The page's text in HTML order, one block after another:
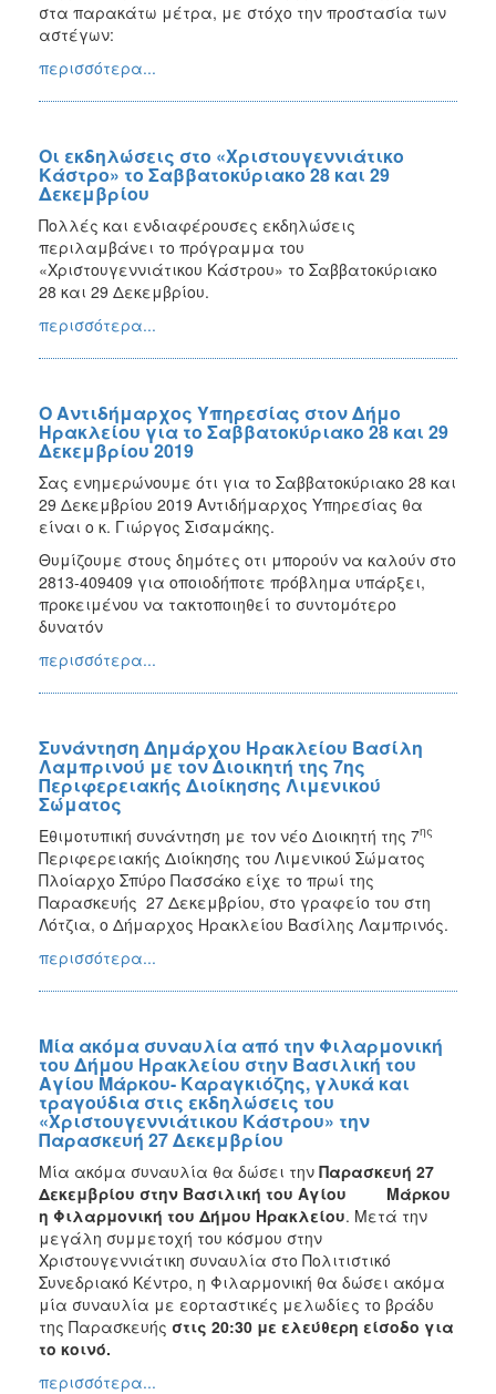
στα παρακάτω μέτρα, με στόχο την προστασία των
αστέγων:
περισσότερα...
Οι εκδηλώσεις στο «Χριστουγεννιάτικο
Κάστρο» το Σαββατοκύριακο 28 και 29
Δεκεμβρίου
Πολλές και ενδιαφέρουσες εκδηλώσεις
περιλαμβάνει το πρόγραμμα του
«Χριστουγεννιάτικου Κάστρου» το Σαββατοκύριακο
28 και 29 Δεκεμβρίου.
περισσότερα...
Ο Αντιδήμαρχος Υπηρεσίας στον Δήμο
Ηρακλείου για το Σαββατοκύριακο 28 και 29
Δεκεμβρίου 2019
Σας ενημερώνουμε ότι για το Σαββατοκύριακο 28 και
29 Δεκεμβρίου 2019 Αντιδήμαρχος Υπηρεσίας θα
είναι ο κ. Γιώργος Σισαμάκης.
Θυμίζουμε στους δημότες οτι μπορούν να καλούν στο
2813-409409 για οποιοδήποτε πρόβλημα υπάρξει,
προκειμένου να τακτοποιηθεί το συντομότερο
δυνατόν
περισσότερα...
Συνάντηση Δημάρχου Ηρακλείου Βασίλη
Λαμπρινού με τον Διοικητή της 7ης
Περιφερειακής Διοίκησης Λιμενικού
Σώματος
Εθιμοτυπική συνάντηση με τον νέο Διοικητή της 7ης
Περιφερειακής Διοίκησης του Λιμενικού Σώματος
Πλοίαρχο Σπύρο Πασσάκο είχε το πρωί της
Παρασκευής 27 Δεκεμβρίου, στο γραφείο του στη
Λότζια, ο Δήμαρχος Ηρακλείου Βασίλης Λαμπρινός.
περισσότερα...
Μία ακόμα συναυλία από την Φιλαρμονική
του Δήμου Ηρακλείου στην Βασιλική του
Αγίου Μάρκου- Καραγκιόζης, γλυκά και
τραγούδια στις εκδηλώσεις του
«Χριστουγεννιάτικου Κάστρου» την
Παρασκευή 27 Δεκεμβρίου
Μία ακόμα συναυλία θα δώσει την Παρασκευή 27
Δεκεμβρίου στην Βασιλική του Αγίου Μάρκου
η Φιλαρμονική του Δήμου Ηρακλείου. Μετά την
μεγάλη συμμετοχή του κόσμου στην
Χριστουγεννιάτικη συναυλία στο Πολιτιστικό
Συνεδριακό Κέντρο, η Φιλαρμονική θα δώσει ακόμα
μία συναυλία με εορταστικές μελωδίες το βράδυ
της Παρασκευής στις 20:30 με ελεύθερη είσοδο για
το κοινό.
περισσότερα...